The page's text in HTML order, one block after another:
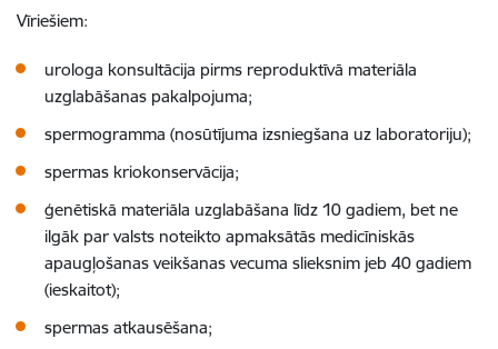
Vīriešiem:
urologa konsultācija pirms reproduktīvā materiāla
uzglabāšanas pakalpojuma;
spermogramma (nosūtījuma izsniegšana uz laboratoriju);
spermas kriokonservācija;
ģenētiskā materiāla uzglabāšana līdz 10 gadiem, bet ne
ilgāk par valsts noteikto apmaksātās medicīniskās
apaugļošanas veikšanas vecuma slieksnim jeb 40 gadiem
(ieskaitot);
spermas atkausēšana;